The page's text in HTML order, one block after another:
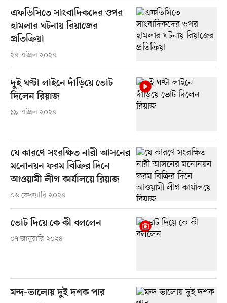
এফডিসিতে সাংবাদিকদের ওপর
হামলার ঘটনায় রিয়াজের
প্রতিক্রিয়া
২৪ এপ্রিল ২০২৪
দুই ঘণ্টা লাইনে দাঁড়িয়ে ভোট
দিলেন রিয়াজ
১৯ এপ্রিল ২০২৪
যে কারণে সংরক্ষিত নারী আসনের
মনোনয়ন ফরম বিক্রির দিনে
আওয়ামী লীগ কার্যালয়ে রিয়াজ
০৬ ফেব্রুয়ারি ২০২৪
ভোট দিয়ে কে কী বললেন
০৭ জানুয়ারি ২০২৪
মন্দ-ভালোয় দুই দশক পার